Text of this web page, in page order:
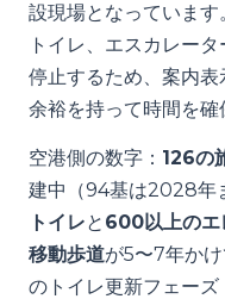
設現場となっています
トイレ、エスカレー
停止するため、案内
余裕を持って時間を確
空港側の数字： 126の
建中（94基は2028年
トイレと 600以上のエ
移動歩道が5〜7年か
のトイレ更新フェー